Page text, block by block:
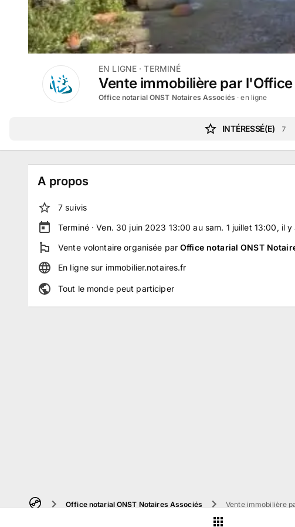
EN LIGNE · TERMINÉ
Vente immobilière par
Office notarial ONST Notaires Associés · en ligne
INTÉRESSÉ(E) 7
A propos
7 suivis
Terminé ·Ven. 30 juin 2023 13:00 au sam. 1 juillet 13:00, il y
Vente volontaire organisée parOffice notarial ONST
En ligne sur immobilier.notaires.fr
Tout le monde peut participer
Office notarial ONST Notaires Associés Vente immobilière